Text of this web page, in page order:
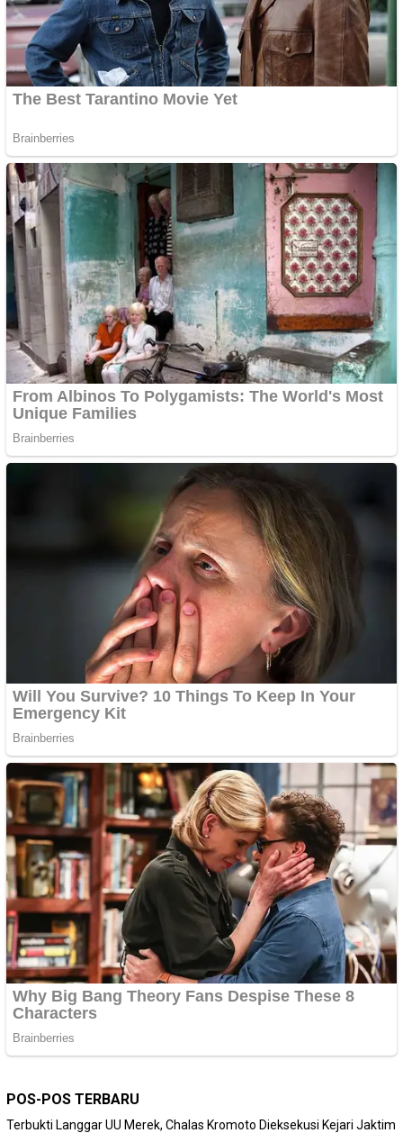
POS-POS TERBARU
Terbukti Langgar UU Merek, Chalas Kromoto Dieksekusi Kejari Jaktim